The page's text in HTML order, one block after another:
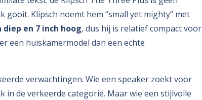
gooit. Klipsch noemt hem “small yet mighty” met
diep en 7 inch hoog, dus hij is relatief compact voor
een huiskamermodel dan een echte
verwachtingen. Wie een speaker zoekt voor
in de verkeerde categorie. Maar wie een stijlvolle